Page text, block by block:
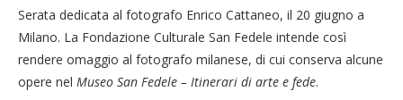
Serata dedicata al fotografo Enrico Cattaneo, il 20 giugno a
Milano. La Fondazione Culturale San Fedele intende così
rendere omaggio al fotografo milanese, di cui conserva alcune
opere nel Museo San Fedele – Itinerari di arte e fede.